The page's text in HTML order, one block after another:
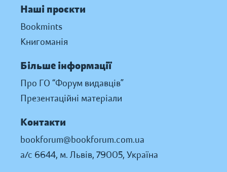
Наші проєкти
Bookmints
Книгоманія
Більше інформації
Про ГО “Форум видавців”
Презентаційні матеріали
Контакти
bookforum@bookforum.com.ua
а/с 6644, м. Львів, 79005, Україна